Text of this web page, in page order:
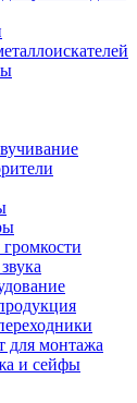
для монтажа
и сейфы